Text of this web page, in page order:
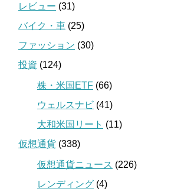
レビュー (31)
バイク・車 (25)
ファッション (30)
投資 (124)
株・米国ETF (66)
ウェルスナビ (41)
大和米国リート (11)
仮想通貨 (338)
仮想通貨ニュース (226)
レンディング (4)